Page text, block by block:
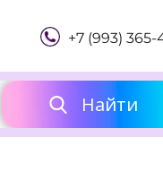
+7 (993)
Найти